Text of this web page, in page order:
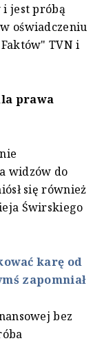
i jest próbą
oświadczeniu
TVN i
prawa
widzów do
się również
Świrskiego
karę od
zapomniał
bez